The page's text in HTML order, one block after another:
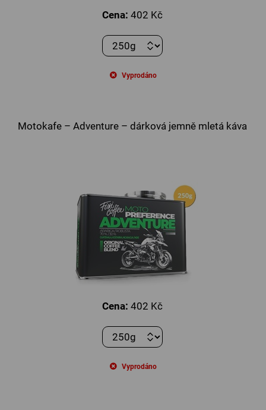
Cena: 402 Kč
Vyprodáno
Motokafe – Adventure – dárková jemně mletá káva
Cena: 402 Kč
Vyprodáno